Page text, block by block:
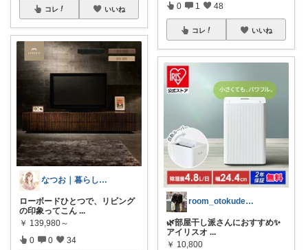
コレ いいね
なつお｜暮らしが整う日用品選び
ローボードひとつで、リビング
の印象ってこん ...
￥ 139,980～
0 0 34
0 1 48
コレ いいね
room_otokude114
🌿部屋干し派さんにおすすめ✨
アイリスオ ...
￥ 10,800